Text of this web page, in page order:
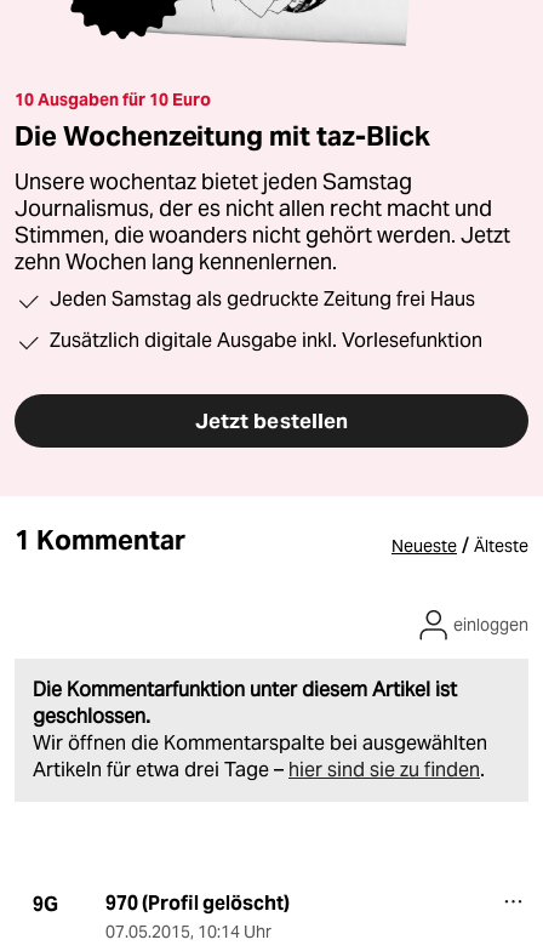
10 Ausgaben für 10 Euro
Die Wochenzeitung mit taz-Blick
Unsere wochentaz bietet jeden Samstag
Journalismus, der es nicht allen recht macht und
Stimmen, die woanders nicht gehört werden. Jetzt
zehn Wochen lang kennenlernen.
Jeden Samstag als gedruckte Zeitung frei Haus
Zusätzlich digitale Ausgabe inkl. Vorlesefunktion
Jetzt bestellen
1 Kommentar Neueste / Älteste
Die Kommentarfunktion unter diesem Artikel ist
geschlossen.
Wir öffnen die Kommentarspalte bei ausgewählten
Artikeln für etwa drei Tage – hier sind sie zu finden.
einloggen
9G 970 (Profil gelöscht)
07.05.2015, 10:14 Uhr